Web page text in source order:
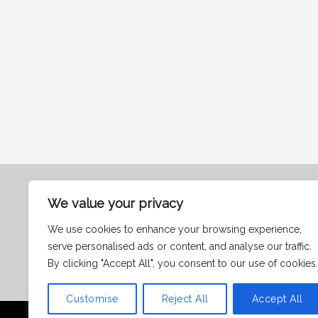
We value your privacy
We use cookies to enhance your browsing experience,
serve personalised ads or content, and analyse our traffic.
By clicking "Accept All", you consent to our use of cookies.
Customise Reject All Accept All
Contact
Termeni și condiții